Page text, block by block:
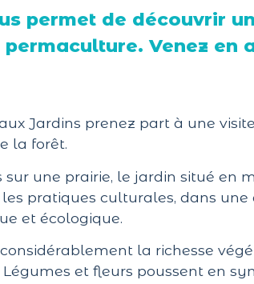
permet de découvrir
Venez en
Jardins prenez part à une
la forêt.
une prairie, le jardin situé en
pratiques culturales, dans une
et écologique.
la richesse
et fleurs poussent en